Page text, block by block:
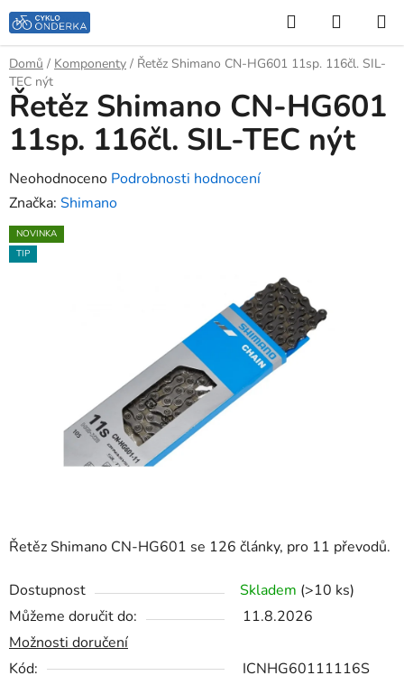
Přejít
na
obsah
Hledat
KOŠÍK
Domů / Komponenty / Řetěz Shimano CN-HG601 11sp. 116čl. SIL-
TEC nýt
Řetěz Shimano CN-HG601 se 126 články, pro 11 převodů.
Dostupnost Skladem (>10 ks)
Můžeme doručit do:
11.8.2026
Možnosti doručení
Kód:
ICNHG60111116S
Řetěz Shimano CN-HG601
11sp. 116čl. SIL-TEC nýt
Průměrné
hodnocení
produktu
je
Neohodnoceno Podrobnosti hodnocení
Značka: Shimano
NOVINKA
TIP